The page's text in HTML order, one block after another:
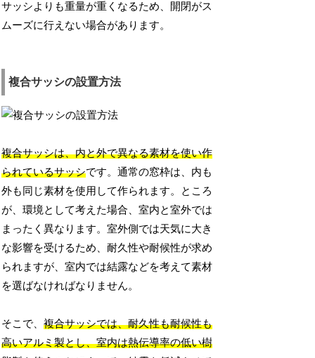
サッシよりも重量が重くなるため、開閉がス
ムーズに行えない場合があります。
複合サッシの設置方法
複合サッシは、内と外で異なる素材を使い作
られているサッシです。通常の窓枠は、内も
外も同じ素材を使用して作られます。ところ
が、環境として考えた場合、室内と室外では
まったく異なります。室外側では天気に大き
な影響を受けるため、耐久性や耐候性が求め
られますが、室内では結露などを考えて素材
を選ばなければなりません。
そこで、複合サッシでは、耐久性も耐候性も
高いアルミ製とし、室内は熱伝導率の低い樹